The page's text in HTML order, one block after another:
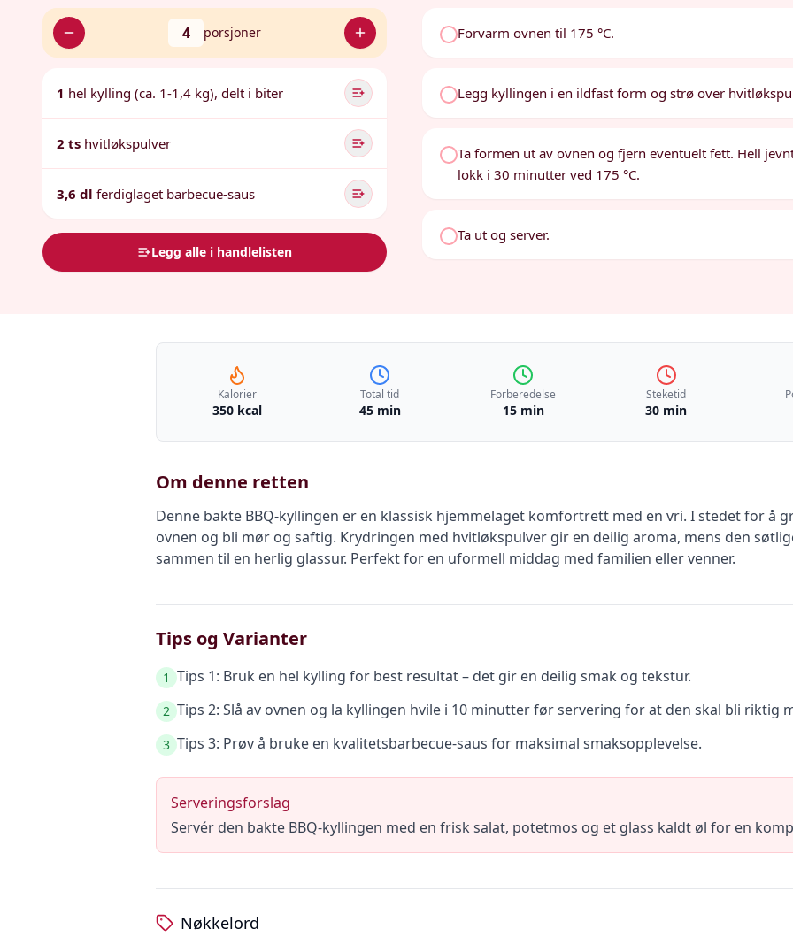
4 porsjoner
1 hel kylling (ca. 1-1,4 kg), delt i biter
2 ts hvitløkspulver
3,6 dl ferdiglaget barbecue-saus
Legg alle i handlelisten
Forvarm ovnen til 175 °C.
Legg kyllingen i en ildfast form og strø over
Ta formen ut av ovnen og fjern eventuelt fett. Hell
lokk i 30 minutter ved 175 °C.
Ta ut og server.
Kalorier
350 kcal
Total tid
45 min
Forberedelse
15 min
Steketid
30 min
Om denne retten
Denne bakte BBQ-kyllingen er en klassisk hjemmelaget komfortrett med en vri. I stedet for å
ovnen og bli mør og saftig. Krydringen med hvitløkspulver gir en deilig aroma, mens den
sammen til en herlig glassur. Perfekt for en uformell middag med familien eller venner.
Tips og Varianter
1 Tips 1: Bruk en hel kylling for best resultat – det gir en deilig smak og tekstur.
2 Tips 2: Slå av ovnen og la kyllingen hvile i 10 minutter før servering for at den skal bli riktig
3 Tips 3: Prøv å bruke en kvalitetsbarbecue-saus for maksimal smaksopplevelse.
Serveringsforslag
Servér den bakte BBQ-kyllingen med en frisk salat, potetmos og et glass kaldt øl for en
Nøkkelord